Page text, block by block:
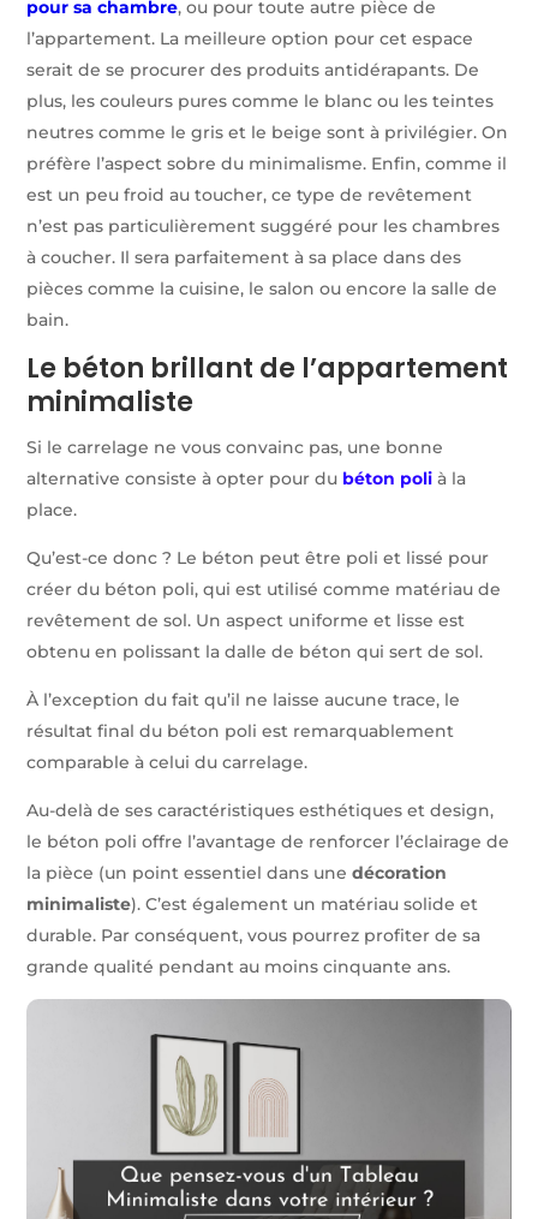
pour sa chambre, ou pour toute autre pièce de
l’appartement. La meilleure option pour cet espace
serait de se procurer des produits antidérapants. De
plus, les couleurs pures comme le blanc ou les teintes
neutres comme le gris et le beige sont à privilégier. On
préfère l’aspect sobre du minimalisme. Enfin, comme il
est un peu froid au toucher, ce type de revêtement
n’est pas particulièrement suggéré pour les chambres
à coucher. Il sera parfaitement à sa place dans des
pièces comme la cuisine, le salon ou encore la salle de
bain.
Le béton brillant de l’appartement
minimaliste
Si le carrelage ne vous convainc pas, une bonne
alternative consiste à opter pour du béton poli à la
place.
Qu’est-ce donc ? Le béton peut être poli et lissé pour
créer du béton poli, qui est utilisé comme matériau de
revêtement de sol. Un aspect uniforme et lisse est
obtenu en polissant la dalle de béton qui sert de sol.
À l’exception du fait qu’il ne laisse aucune trace, le
résultat final du béton poli est remarquablement
comparable à celui du carrelage.
Au-delà de ses caractéristiques esthétiques et design,
le béton poli offre l’avantage de renforcer l’éclairage de
la pièce (un point essentiel dans unedécoration
minimaliste). C’est également un matériau solide et
durable. Par conséquent, vous pourrez profiter de sa
grande qualité pendant au moins cinquante ans.